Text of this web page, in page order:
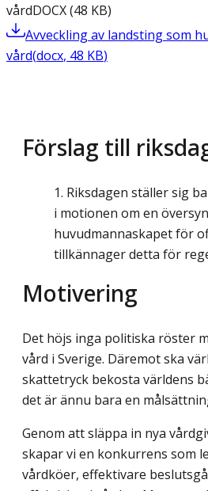
vårdDOCX(48 KB)
Avveckling av landsting som
vård(docx, 48 KB)
Förslag till
Riksdagen ställer sig
i motionen om en
huvudmannaskapet för
tillkännager detta för
Motivering
Det höjs inga politiska röster
vård i Sverige. Däremot ska
skattetryck bekosta världens
det är ännu bara en
Genom att släppa in nya
skapar vi en konkurrens som
vårdköer, effektivare